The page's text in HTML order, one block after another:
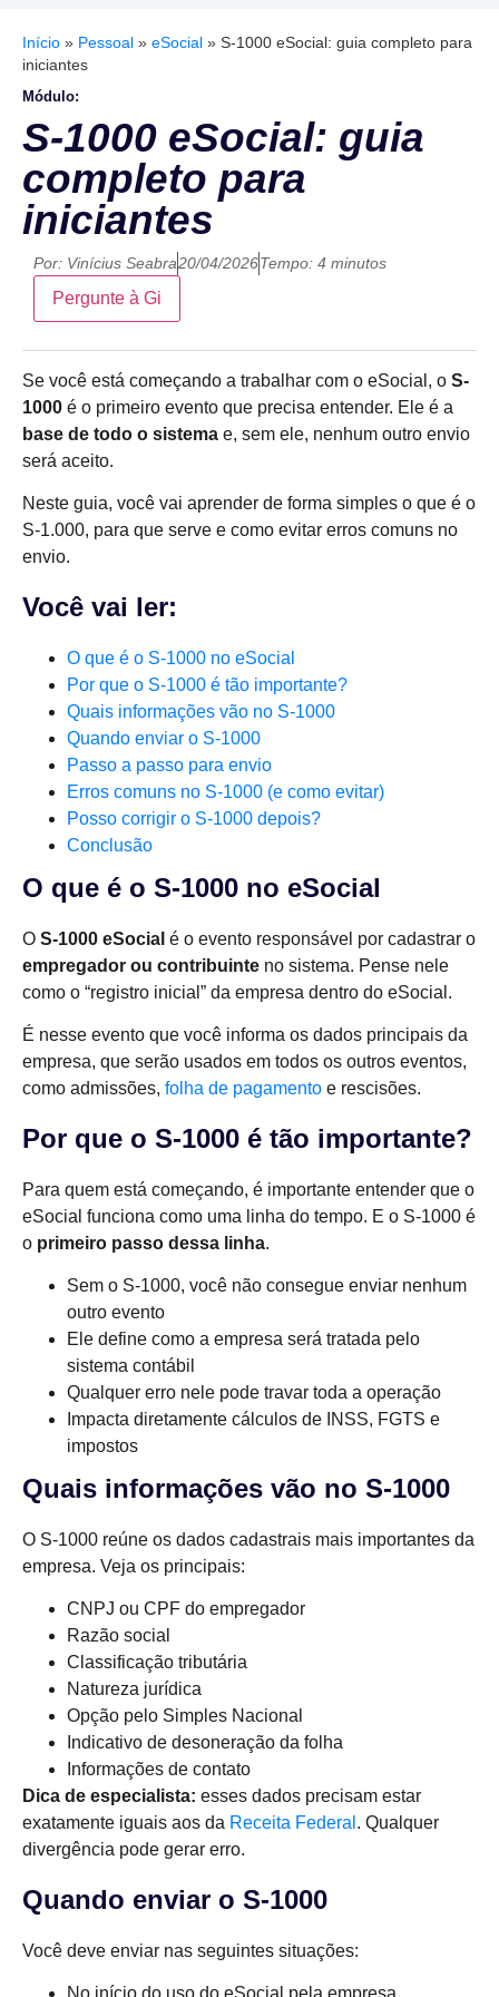
Início » Pessoal » eSocial » S-1000 eSocial: guia completo para
iniciantes
Módulo:
S-1000 eSocial: guia
completo para
iniciantes
Por: Vinícius Seabra20/04/2026Tempo: 4 minutos
Pergunte à Gi
Se você está começando a trabalhar com o eSocial, o S-
1000 é o primeiro evento que precisa entender. Ele é a
base de todo o sistema e, sem ele, nenhum outro envio
será aceito.
Neste guia, você vai aprender de forma simples o que é o
S-1.000, para que serve e como evitar erros comuns no
envio.
Você vai ler:
O que é o S-1000 no eSocial
Por que o S-1000 é tão importante?
Quais informações vão no S-1000
Quando enviar o S-1000
Passo a passo para envio
Erros comuns no S-1000 (e como evitar)
Posso corrigir o S-1000 depois?
Conclusão
O que é o S-1000 no eSocial
O S-1000 eSocial é o evento responsável por cadastrar o
empregador ou contribuinte no sistema. Pense nele
como o “registro inicial” da empresa dentro do eSocial.
É nesse evento que você informa os dados principais da
empresa, que serão usados em todos os outros eventos,
como admissões, folha de pagamento e rescisões.
Por que o S-1000 é tão importante?
Para quem está começando, é importante entender que o
eSocial funciona como uma linha do tempo. E o S-1000 é
o primeiro passo dessa linha.
Sem o S-1000, você não consegue enviar nenhum
outro evento
Ele define como a empresa será tratada pelo
sistema contábil
Qualquer erro nele pode travar toda a operação
Impacta diretamente cálculos de INSS, FGTS e
impostos
Quais informações vão no S-1000
O S-1000 reúne os dados cadastrais mais importantes da
empresa. Veja os principais:
CNPJ ou CPF do empregador
Razão social
Classificação tributária
Natureza jurídica
Opção pelo Simples Nacional
Indicativo de desoneração da folha
Informações de contato
Dica de especialista: esses dados precisam estar
exatamente iguais aos da Receita Federal . Qualquer
divergência pode gerar erro.
Quando enviar o S-1000
Você deve enviar nas seguintes situações:
No início do uso do eSocial pela empresa